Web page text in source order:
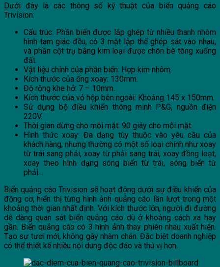
Dưới đây là các thông số kỹ thuật của biển quảng cáo
Trivision:
Cấu trúc: Phần biển được lắp ghép từ nhiều thanh nhôm
hình tam giác đều, có 3 mặt lập thể ghép sát vào nhau,
và phần cột trụ bằng kim loại được chôn bê tông xuống
đất.
Vật liệu chính của phần biển: Hợp kim nhôm.
Kích thước của ống xoay: 130mm.
Độ rộng khe hở: 7 – 10mm.
Kích thước của vỏ hộp bên ngoài: Khoảng 145 x 150mm.
Sử dụng bộ điều khiển thông minh P&G, nguồn điện
220V.
Thời gian dừng cho mỗi mặt: 90 giây cho mỗi mặt.
Hình thức xoay: Đa dạng tùy thuộc vào yêu cầu của
khách hàng, nhưng thường có một số loại chính như xoay
từ trái sang phải, xoay từ phải sang trái, xoay đồng loạt,
xoay theo hình dạng sóng biển từ trái, sóng biển từ
phải…
Biển quảng cáo Trivision sẽ hoạt động dưới sự điều khiển của
động cơ, hiển thị từng hình ảnh quảng cáo lần lượt trong một
khoảng thời gian nhất định. Với kích thước lớn, người đi đường
dễ dàng quan sát biển quảng cáo dù ở khoảng cách xa hay
gần. Biển quảng cáo có 3 hình ảnh thay phiên nhau xuất hiện.
Tạo sự tươi mới, không gây nhàm chán. Đặc biệt doanh nghiệp
có thể thiết kế nhiều nội dung độc đáo và thú vị hơn.